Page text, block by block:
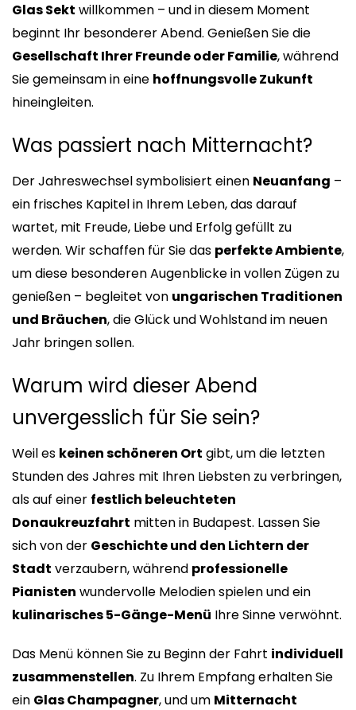
Glas Sekt willkommen – und in diesem Moment
beginnt Ihr besonderer Abend. Genießen Sie die
Gesellschaft Ihrer Freunde oder Familie, während
Sie gemeinsam in eine hoffnungsvolle Zukunft
hineingleiten.
Was passiert nach Mitternacht?
Der Jahreswechsel symbolisiert einen Neuanfang –
ein frisches Kapitel in Ihrem Leben, das darauf
wartet, mit Freude, Liebe und Erfolg gefüllt zu
werden. Wir schaffen für Sie das perfekte Ambiente,
um diese besonderen Augenblicke in vollen Zügen zu
genießen – begleitet von ungarischen Traditionen
und Bräuchen, die Glück und Wohlstand im neuen
Jahr bringen sollen.
Warum wird dieser Abend
unvergesslich für Sie sein?
Weil es keinen schöneren Ort gibt, um die letzten
Stunden des Jahres mit Ihren Liebsten zu verbringen,
als auf einer festlich beleuchteten
Donaukreuzfahrt mitten in Budapest. Lassen Sie
sich von der Geschichte und den Lichtern der
Stadt verzaubern, während professionelle
Pianisten wundervolle Melodien spielen und ein
kulinarisches 5-Gänge-Menü Ihre Sinne verwöhnt.
Das Menü können Sie zu Beginn der Fahrt individuell
zusammenstellen. Zu Ihrem Empfang erhalten Sie
ein Glas Champagner, und um Mitternacht